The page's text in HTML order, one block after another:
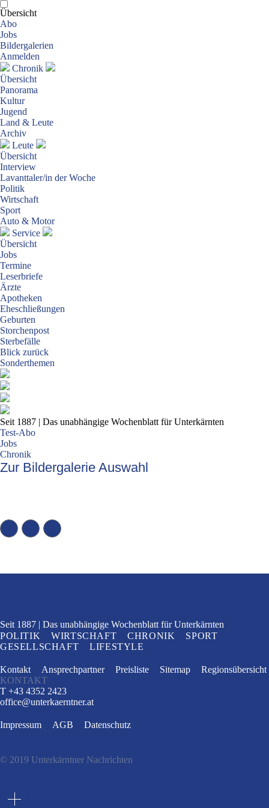
Übersicht
Abo
Jobs
Bildergalerien
Anmelden
Chronik
Übersicht
Panorama
Kultur
Jugend
Land & Leute
Archiv
Leute
Übersicht
Interview
Lavanttaler/in der Woche
Politik
Wirtschaft
Sport
Auto & Motor
Service
Übersicht
Jobs
Termine
Leserbriefe
Ärzte
Apotheken
Eheschließungen
Geburten
Storchenpost
Sterbefälle
Blick zurück
Sonderthemen
Seit 1887 | Das unabhängige Wochenblatt für Unterkärnten
Test-Abo
Jobs
Chronik
Zur Bildergalerie Auswahl
Seit 1887 Das unabhängige Wochenblatt für Unterkärnten
POLITIK
WIRTSCHAFT CHRONIK
SPORT
GESELLSCHAFT
LIFESTYLE
Kontakt Ansprechpartner Preisliste Sitemap
Regionsübersicht
KONTAKT
T +43 4352 2423
office@unterkaerntner.at
Impressum AGB Datenschutz
© 2019 Unterkärntner Nachrichten